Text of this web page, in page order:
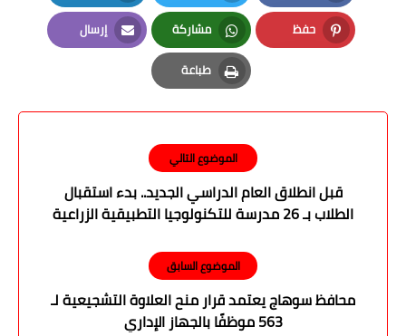
Facebook
Twitter
LinkedIn
حفظ
Pinterest
مشاركة
Whatsapp
إرسال
Email
طباعة
Print
الموضوع التالي
قبل انطلاق العام الدراسي الجديد.. بدء استقبال
الطلاب بـ 26 مدرسة للتكنولوجيا التطبيقية الزراعية
الموضوع السابق
محافظ سوهاج يعتمد قرار منح العلاوة التشجيعية لـ
563 موظفًا بالجهاز الإداري